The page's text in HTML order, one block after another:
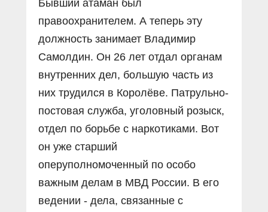
Бывший атаман был
правоохранителем. А теперь эту
должность занимает Владимир
Самолдин. Он 26 лет отдал органам
внутренних дел, большую часть из
них трудился в Королёве. Патрульно-
постовая служба, уголовный розыск,
отдел по борьбе с наркотиками. Вот
он уже старший
оперуполномоченный по особо
важным делам в МВД России. В его
ведении - дела, связанные с